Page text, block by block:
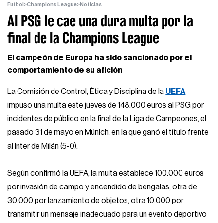
Futbol >Champions League>Noticias
Al PSG le cae una dura multa por la
final de la Champions League
El campeón de Europa ha sido sancionado por el
comportamiento de su afición
La Comisión de Control, Ética y Disciplina de la UEFA
impuso una multa este jueves de 148.000 euros al PSG por
incidentes de público en la final de la Liga de Campeones, el
pasado 31 de mayo en Múnich, en la que ganó el título frente
al Inter de Milán (5-0).
Según confirmó la UEFA, la multa establece 100.000 euros
por invasión de campo y encendido de bengalas, otra de
30.000 por lanzamiento de objetos, otra 10.000 por
transmitir un mensaje inadecuado para un evento deportivo